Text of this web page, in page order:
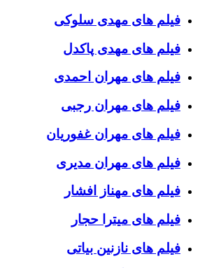
فیلم های مهدی سلوکی
فیلم های مهدی پاکدل
فیلم های مهران احمدی
فیلم های مهران رجبی
فیلم های مهران غفوریان
فیلم های مهران مدیری
فیلم های مهناز افشار
فیلم های میترا حجار
فیلم های نازنین بیاتی